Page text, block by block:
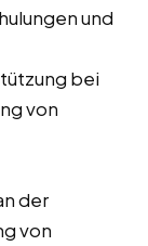
und
bei
von
der
von